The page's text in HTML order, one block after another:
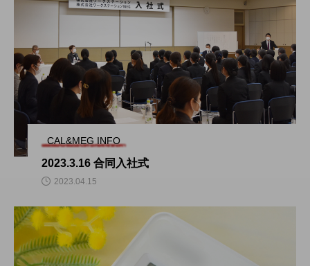
CAL&MEG INFO
2023.3.16 合同入社式
2023.04.15